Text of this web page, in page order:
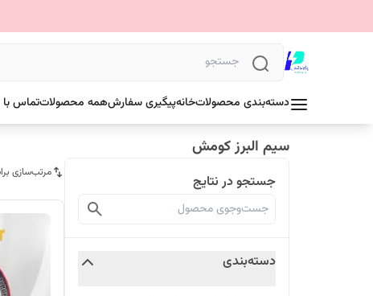
دسته‌بندی محصولاتخانهپیگیری سفارشهمه محصولاتتماس با
سیم البرز کومش
جستجو در نتایج
دسته‌بندی
مرتب‌سازی